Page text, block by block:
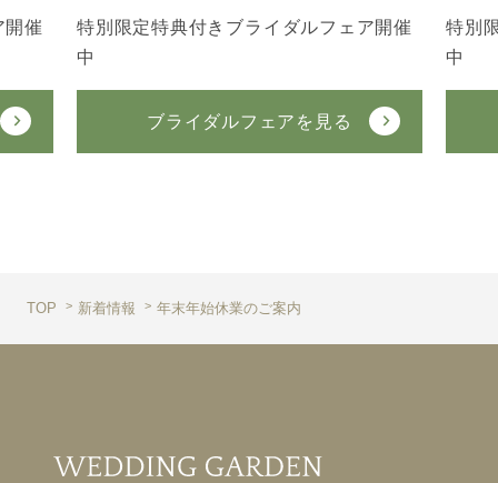
開催
特別限定特典付きブライダルフェア開催
中
ブライダルフェアを見る
特別
中
TOP 新着情報 年末年始休業のご案内